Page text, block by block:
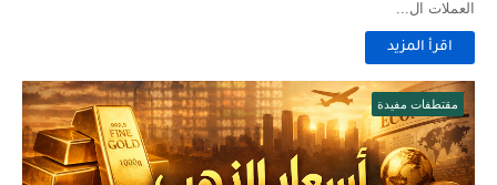
العملات ال...
اقرأ المزيد
مقتطفات مفيدة